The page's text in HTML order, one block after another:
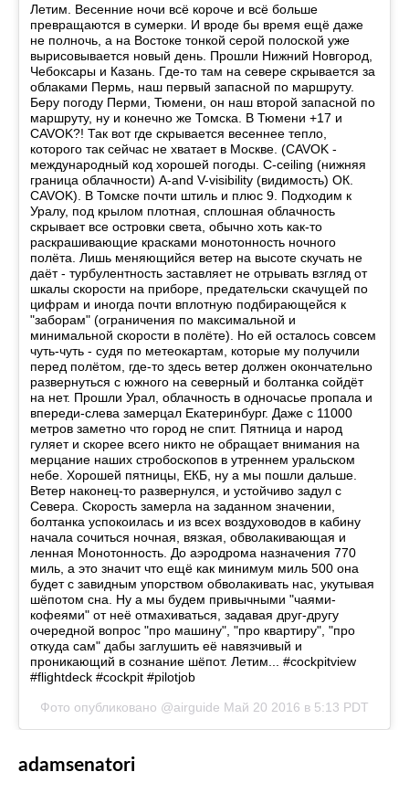
Летим. Весенние ночи всё короче и всё больше
превращаются в сумерки. И вроде бы время ещё даже
не полночь, а на Востоке тонкой серой полоской уже
вырисовывается новый день. Прошли Нижний Новгород,
Чебоксары и Казань. Где-то там на севере скрывается за
облаками Пермь, наш первый запасной по маршруту.
Беру погоду Перми, Тюмени, он наш второй запасной по
маршруту, ну и конечно же Томска. В Тюмени +17 и
CAVOK?! Так вот где скрывается весеннее тепло,
которого так сейчас не хватает в Москве. (CAVOK -
международный код хорошей погоды. С-ceiling (нижняя
граница облачности) А-and V-visibility (видимость) ОК.
CAVOK). В Томске почти штиль и плюс 9. Подходим к
Уралу, под крылом плотная, сплошная облачность
скрывает все островки света, обычно хоть как-то
раскрашивающие красками монотонность ночного
полёта. Лишь меняющийся ветер на высоте скучать не
даёт - турбулентность заставляет не отрывать взгляд от
шкалы скорости на приборе, предательски скачущей по
цифрам и иногда почти вплотную подбирающейся к
"заборам" (ограничения по максимальной и
минимальной скорости в полёте). Но ей осталось совсем
чуть-чуть - судя по метеокартам, которые му получили
перед полётом, где-то здесь ветер должен окончательно
развернуться с южного на северный и болтанка сойдёт
на нет. Прошли Урал, облачность в одночасье пропала и
впереди-слева замерцал Екатеринбург. Даже с 11000
метров заметно что город не спит. Пятница и народ
гуляет и скорее всего никто не обращает внимания на
мерцание наших стробоскопов в утреннем уральском
небе. Хорошей пятницы, ЕКБ, ну а мы пошли дальше.
Ветер наконец-то развернулся, и устойчиво задул с
Севера. Скорость замерла на заданном значении,
болтанка успокоилась и из всех воздуховодов в кабину
начала сочиться ночная, вязкая, обволакивающая и
ленная Монотонность. До аэродрома назначения 770
миль, а это значит что ещё как минимум миль 500 она
будет с завидным упорством обволакивать нас, укутывая
шёпотом сна. Ну а мы будем привычными "чаями-
кофеями" от неё отмахиваться, задавая друг-другу
очередной вопрос "про машину", "про квартиру", "про
откуда сам" дабы заглушить её навязчивый и
проникающий в сознание шёпот. Летим... #cockpitview
#flightdeck #cockpit #pilotjob
Фото опубликовано @airguide Май 20 2016 в 5:13 PDT
adamsenatori